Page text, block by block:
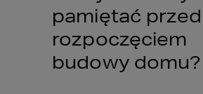
pamiętać przed
rozpoczęciem
budowy domu?